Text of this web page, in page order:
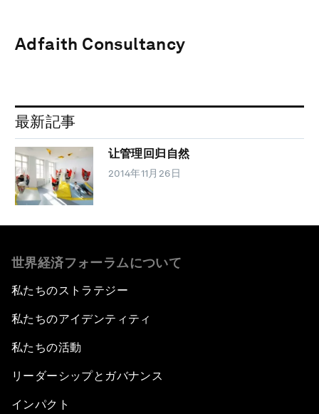
Adfaith Consultancy
最新記事
让管理回归自然
2014年11月26日
世界経済フォーラムについて
私たちのストラテジー
私たちのアイデンティティ
私たちの活動
リーダーシップとガバナンス
インパクト